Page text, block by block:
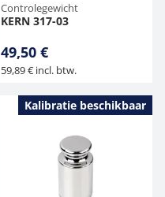
Controlegewicht
KERN 317-03
49,50 €
59,89 € incl. btw.
Kalibratie beschikbaar